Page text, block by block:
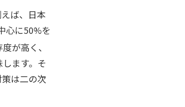
ば、日本
心に50%を
が高く、
ます。そ
は二の次